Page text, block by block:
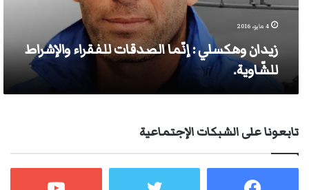
4 مايو، 2016
زيدان وهكسلي : إنّما الصدقات للفقراء والإشراط
للشّاوية.
تابعونا على الشبكات الإجتماعية